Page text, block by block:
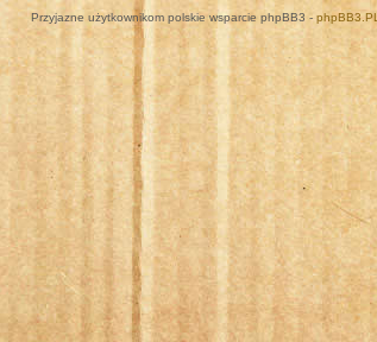
Przyjazne użytkownikom polskie wsparcie phpBB3 - phpBB3.PL